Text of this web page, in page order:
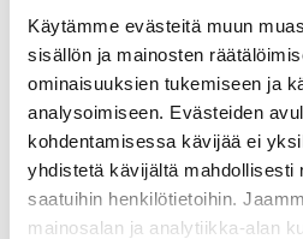
Käytämme evästeitä muun
sisällön ja mainosten
ominaisuuksien tukemiseen ja
analysoimiseen. Evästeiden
kohdentamisessa kävijää ei
yhdistetä kävijältä mahdollisesti
saatuihin henkilötietoihin.
mainosalan ja analytiikka-alan
vuonna 2020 on yhä suurten
lailla kuin se oli 80 vuotta
Tutustu tarinaamme »
Tällä hetkellä SATO on yksi
vuokranantajista. Meillä on 26
asukkaidemme on turvallista